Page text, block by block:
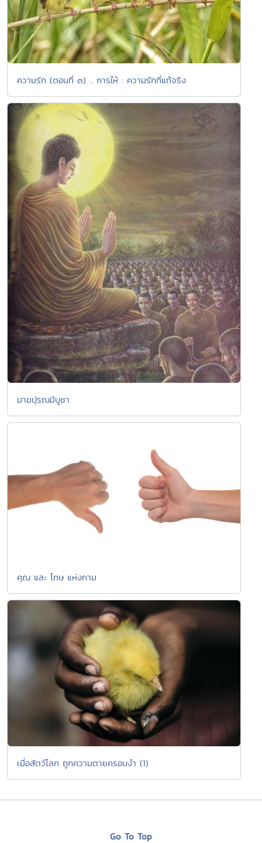
ความรัก (ตอนที่ ๓) .. การให้ : ความรักที่แท้จริง
มาฆปุรณมีบูชา
คุณ และ โทษ แห่งกาม
เมื่อสัตว์โลก ถูกความตายครอบงำ (1)
Go To Top